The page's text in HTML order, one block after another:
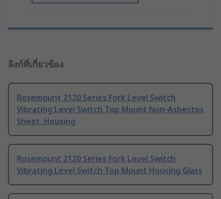
ลิงก์ที่เกี่ยวข้อง
Rosemount 2120 Series Fork Level Switch
Vibrating Level Switch Top Mount Non-Asbestos
Sheet, Housing
Rosemount 2120 Series Fork Level Switch
Vibrating Level Switch Top Mount Housing Glass